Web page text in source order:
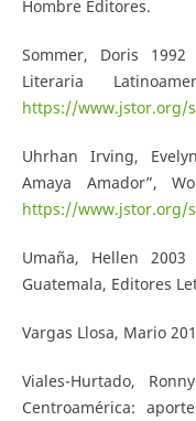
Hombre Editores.
Sommer, Doris
Literaria
https://www.jstor.org/
Uhrhan Irving,
Amaya Amador”,
https://www.jstor.org/
Umaña, Hellen
Guatemala, Editores
Vargas Llosa, Mario
Viales-Hurtado,
Centroamérica: